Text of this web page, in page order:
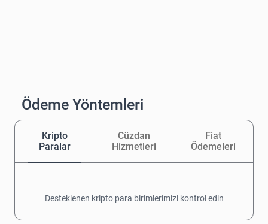
Ödeme Yöntemleri
Kripto
Paralar
Cüzdan
Hizmetleri
Fiat
Ödemeleri
Desteklenen kripto para birimlerimizi kontrol edin